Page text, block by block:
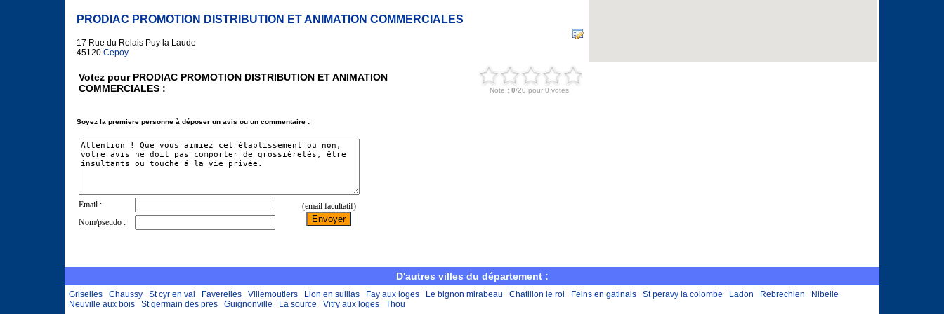
PRODIAC PROMOTION DISTRIBUTION ET ANIMATION COMMERCIALES
17 Rue du Relais Puy la Laude
45120 Cepoy
Votez pour PRODIAC PROMOTION DISTRIBUTION ET ANIMATION
COMMERCIALES :
Soyez la premiere personne à déposer un avis ou un commentaire :
D'autres villes du département :
Griselles Chaussy St cyr en val Faverelles Villemoutiers Lion en sullias Fay aux loges Le bignon mirabeau Chatillon le roi Feins en gatinais St peravy la colombe Ladon Rebrechien
Nibelle
Neuville aux bois
St germain des pres Guignonville La source Vitry aux loges Thou